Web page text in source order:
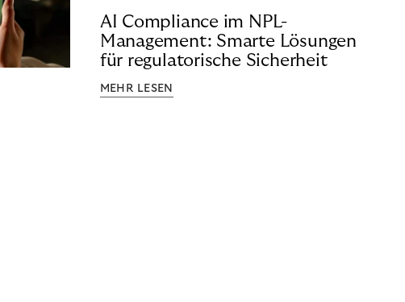
AI Compliance im NPL-
Management: Smarte Lösungen
für regulatorische Sicherheit
MEHR LESEN